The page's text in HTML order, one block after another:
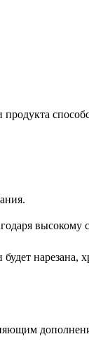
высокому
нарезана,